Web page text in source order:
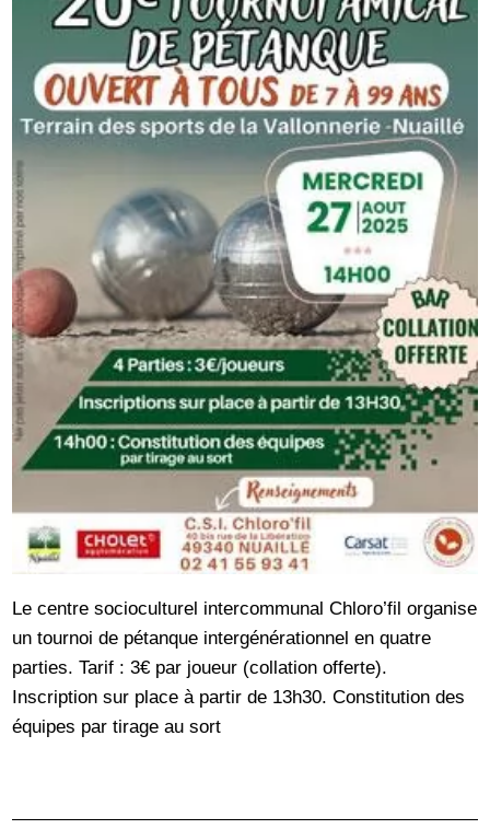
Le centre socioculturel intercommunal Chloro’fil organise
un tournoi de pétanque intergénérationnel en quatre
parties. Tarif : 3€ par joueur (collation offerte).
Inscription sur place à partir de 13h30. Constitution des
équipes par tirage au sort